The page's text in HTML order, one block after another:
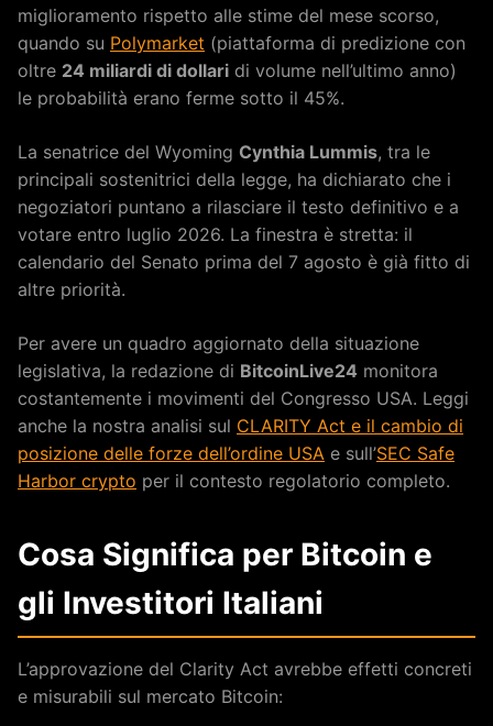
miglioramento rispetto alle stime del mese scorso,
quando su Polymarket (piattaforma di predizione con
oltre 24 miliardi di dollari di volume nell’ultimo anno)
le probabilità erano ferme sotto il 45%.
La senatrice del Wyoming Cynthia Lummis, tra le
principali sostenitrici della legge, ha dichiarato che i
negoziatori puntano a rilasciare il testo definitivo e a
votare entro luglio 2026. La finestra è stretta: il
calendario del Senato prima del 7 agosto è già fitto di
altre priorità.
Per avere un quadro aggiornato della situazione
legislativa, la redazione di BitcoinLive24 monitora
costantemente i movimenti del Congresso USA. Leggi
anche la nostra analisi sul CLARITY Act e il cambio di
posizione delle forze dell’ordine USA e sull’SEC Safe
Harbor crypto per il contesto regolatorio completo.
Cosa Significa per Bitcoin e
gli Investitori Italiani
L’approvazione del Clarity Act avrebbe effetti concreti
e misurabili sul mercato Bitcoin: